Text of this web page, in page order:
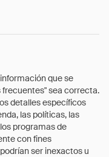
que se
frecuentes" sea correcta.
detalles específicos
las políticas, las
programas de
con fines
ser inexactos u